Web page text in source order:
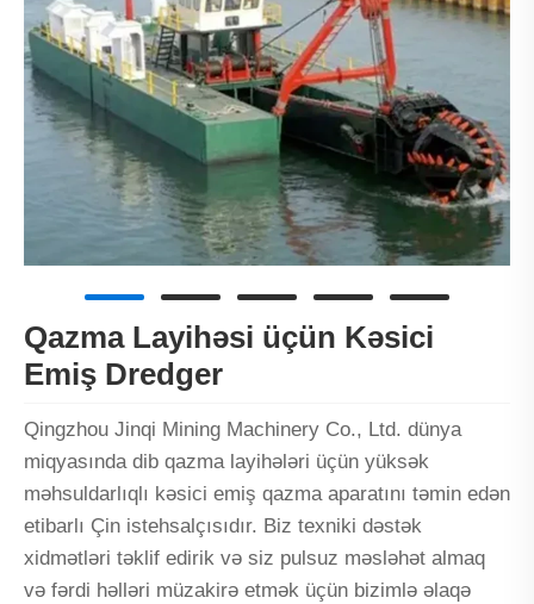
Qazma Layihəsi üçün Kəsici
Emiş Dredger
Qingzhou Jinqi Mining Machinery Co., Ltd. dünya
miqyasında dib qazma layihələri üçün yüksək
məhsuldarlıqlı kəsici emiş qazma aparatını təmin edən
etibarlı Çin istehsalçısıdır. Biz texniki dəstək
xidmətləri təklif edirik və siz pulsuz məsləhət almaq
və fərdi həlləri müzakirə etmək üçün bizimlə əlaqə